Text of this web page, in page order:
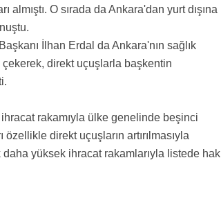
O sırada da Ankara'dan yurt dışına
İlhan Erdal da Ankara'nın sağlık
direkt uçuşlarla başkentin
rakamıyla ülke genelinde beşinci
direkt uçuşların artırılmasıyla
yüksek ihracat rakamlarıyla listede hak